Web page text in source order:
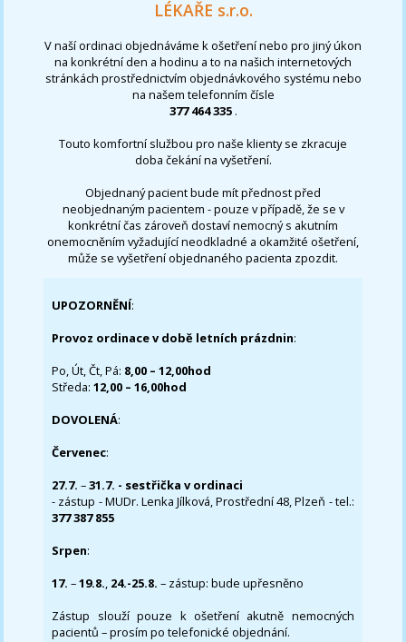
LÉKAŘE s.r.o.
V naší ordinaci objednáváme k ošetření nebo pro jiný úkon
na konkrétní den a hodinu a to na našich internetových
stránkách prostřednictvím objednávkového systému nebo
na našem telefonním čísle
377 464 335 .
Touto komfortní službou pro naše klienty se zkracuje
doba čekání na vyšetření.
Objednaný pacient bude mít přednost před
neobjednaným pacientem - pouze v případě, že se v
konkrétní čas zároveň dostaví nemocný s akutním
onemocněním vyžadující neodkladné a okamžité ošetření,
může se vyšetření objednaného pacienta zpozdit.
UPOZORNĚNÍ:
Provoz ordinace v době letních prázdnin:
Po, Út, Čt, Pá: 8,00 – 12,00hod
Středa:12,00 – 16,00hod
DOVOLENÁ:
Červenec:
27.7.–31.7. - sestřička v ordinaci
- zástup - MUDr. Lenka Jílková, Prostřední 48, Plzeň - tel.:
377 387 855
Srpen:
17. –19.8., 24.-25.8. – zástup: bude upřesněno
Zástup slouží pouze k ošetření akutně nemocných
pacientů – prosím po telefonické objednání.